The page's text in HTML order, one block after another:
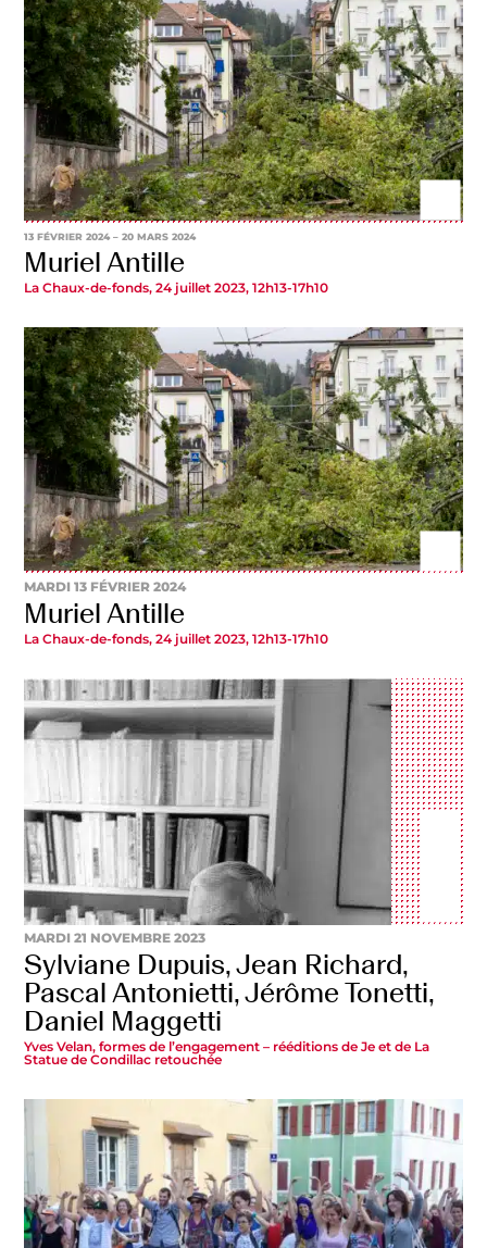
13 FÉVRIER 2024– 20 MARS 2024
Muriel Antille
La Chaux-de-fonds, 24 juillet 2023, 12h13-17h10
MARDI 13 FÉVRIER 2024
Muriel Antille
La Chaux-de-fonds, 24 juillet 2023, 12h13-17h10
MARDI 21 NOVEMBRE 2023
Sylviane Dupuis, Jean Richard,
Pascal Antonietti, Jérôme Tonetti,
Daniel Maggetti
Yves Velan, formes de l’engagement – rééditions de Je et de La
Statue de Condillac retouchée